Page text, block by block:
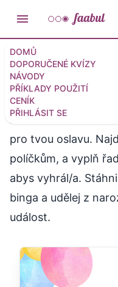
DOMŮ
DOPORUČENÉ KVÍZY
NÁVODY
PŘÍKLADY POUŽITÍ
CENÍK
PŘIHLÁSIT SE
Návody Generátor
Zdarma tisknutelné
Zdarma tisknutelné
pro tvou oslavu.
políčkům, a vyplň
abys vyhrál/a.
binga a udělej z
událost.